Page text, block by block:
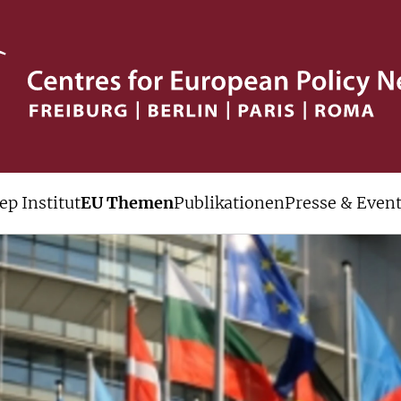
InstitutEU ThemenPublikationenPresse &